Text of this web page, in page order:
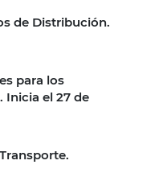
de Distribución.
para los
Inicia el 27 de